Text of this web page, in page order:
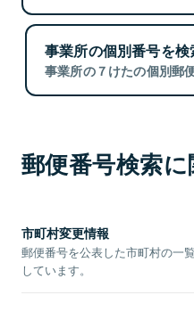
事業所の個別番号を検
事業所の７けたの個別郵
郵便番号検索
市町村変更情報
郵便番号を公表した市町村の一
しています。